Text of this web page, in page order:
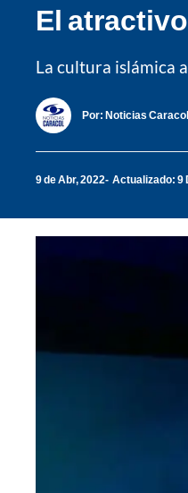
El
La cultura islámica
Por: Noticias Caracol
9 de Abr, 2022 Actualizado: 9